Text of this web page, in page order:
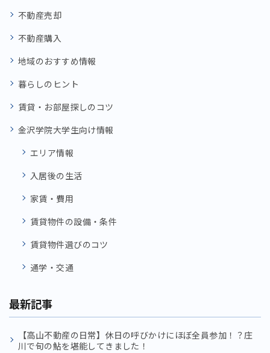
不動産売却
不動産購入
地域のおすすめ情報
暮らしのヒント
賃貸・お部屋探しのコツ
金沢学院大学生向け情報
エリア情報
入居後の生活
家賃・費用
賃貸物件の設備・条件
賃貸物件選びのコツ
通学・交通
最新記事
【高山不動産の日常】休日の呼びかけにほぼ全員参加！？庄
川で旬の鮎を堪能してきました！